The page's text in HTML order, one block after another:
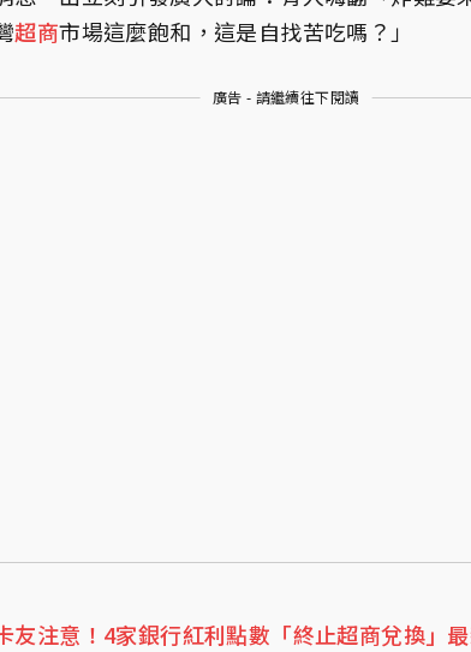
超商市場這麼飽和，這是自找苦吃嗎？」
廣告 - 請繼續往下閱讀
友注意！4家銀行紅利點數「終止超商兌換」